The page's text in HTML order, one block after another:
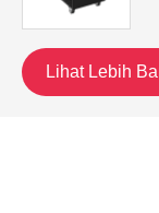
Lihat Lebih